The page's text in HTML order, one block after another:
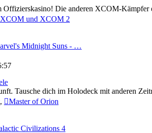
Offizierskasino! Die anderen XCOM-Kämpfer
und XCOM 2
Midnight Suns - …
Tausche dich im Holodeck mit anderen
,
Master of Orion
Civilizations 4